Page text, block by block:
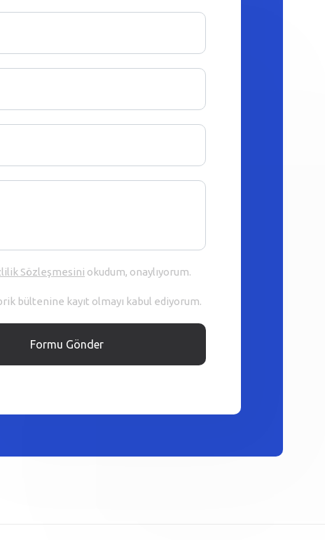
Sözleşmesini okudum, onaylıyorum.
bültenine kayıt olmayı kabul ediyorum.
Formu Gönder